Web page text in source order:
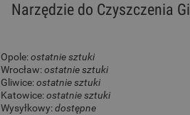
Narzędzie do Czyszczenia
Opole:ostatnie sztuki
Wrocław:ostatnie sztuki
Gliwice:ostatnie sztuki
Katowice:ostatnie sztuki
Wysyłkowy:dostępne